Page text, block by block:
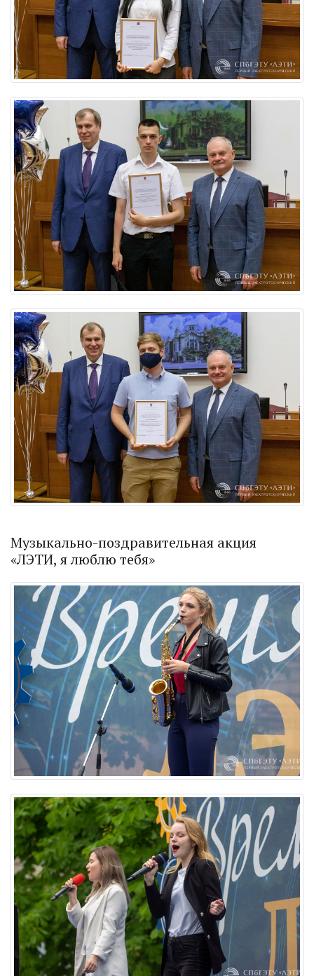
Музыкально-поздравительная акция
«ЛЭТИ, я люблю тебя»